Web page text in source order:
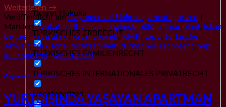
Ticaret Hukuku
TÜRKISCHES ERBRECHT
TÜRKISCHES FAMILIENRECHT
TÜRKISCHES INTERNATIONALES PRIVATRECHT
Uncategorized
Weiterlesen →
Veröffentlicht amGayrımenkul Hukuku, Uncategorized
Markiertavukat serif yilmaz, bagimsiz bölüm, imar plani, iskan
belgesi, kat irtifaki,kat mülkiyeti, KMK, tapu, türkische
Anwalt, türkische Rechtsanwalt, türkisches sachrecht, yapi
kullanım izni,yapi ruhsati
Gayrımenkul Hukuku
YURTDIŞINDA YAŞAYAN APARTMAN